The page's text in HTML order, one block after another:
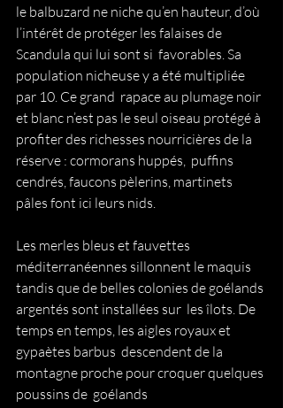
le balbuzard ne niche qu’en hauteur, d’où
l’intérêt de protéger les falaises de
Scandula qui lui sont si  favorables. Sa
population nicheuse y a été multipliée
par 10. Ce grand  rapace au plumage noir
et blanc n’est pas le seul oiseau protégé à
profiter des richesses nourricières de la
réserve : cormorans huppés,  puffins
cendrés, faucons pèlerins, martinets
pâles font ici leurs nids.
Les merles bleus et fauvettes
méditerranéennes sillonnent le maquis
tandis que de belles colonies de goélands
argentés sont installées sur  les îlots. De
temps en temps, les aigles royaux et
gypaètes barbus  descendent de la
montagne proche pour croquer quelques
poussins de  goélands